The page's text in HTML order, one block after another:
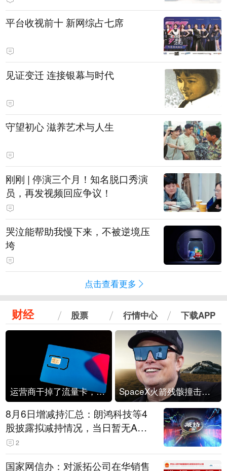
平台收视前十 新网综占七席
见证变迁 连接银幕与时代
守望初心 滋养艺术与人生
刚刚 | 停演三个月！知名脱口秀演
员，再发视频回应争议！
哭泣能帮助我慢下来，不被逆境压
垮
点击查看更多
财经 股票 行情中心 下载APP
运营商干掉了流量卡，他们真的玩不起了 SpaceX火箭残骸撞击月球
8月6日增减持汇总：朗鸿科技等4
股披露拟减持情况，当日暂无A股
公司披露拟增持情况（表）
2
国家网信办：对派拓公司在华销售